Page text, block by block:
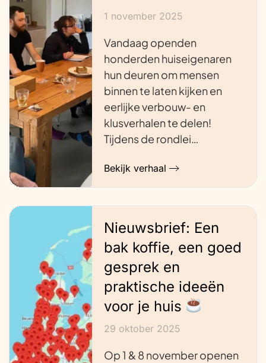
1 november 2025
Vandaag openden
honderden huiseigenaren
hun deuren om mensen
binnen te laten kijken en
eerlijke verbouw- en
klusverhalen te delen!
Tijdens de rondlei…
Bekijk verhaal
Nieuwsbrief: Een
bak koffie, een goed
gesprek en
praktische ideeën
voor je huis
29 oktober 2025
Op 1 & 8 november openen